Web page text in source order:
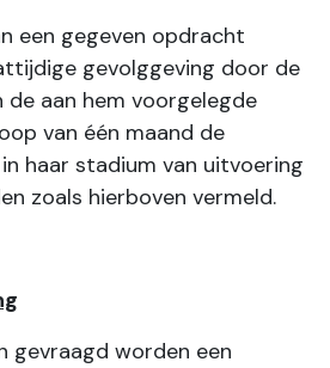
een gegeven opdracht
gevolggeving door de
aan hem voorgelegde
van één maand de
haar stadium van uitvoering
zoals hierboven vermeld.
gevraagd worden een